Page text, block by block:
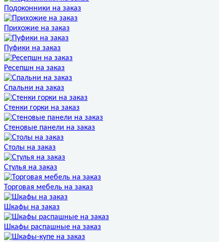
Подоконники на заказ
Прихожие на заказ
Пуфики на заказ
Ресепшн на заказ
Спальни на заказ
Стенки горки на заказ
Стеновые панели на заказ
Столы на заказ
Стулья на заказ
Торговая мебель на заказ
Шкафы на заказ
Шкафы распашные на заказ